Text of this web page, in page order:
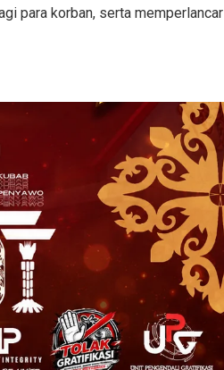
para korban, serta memperlancar